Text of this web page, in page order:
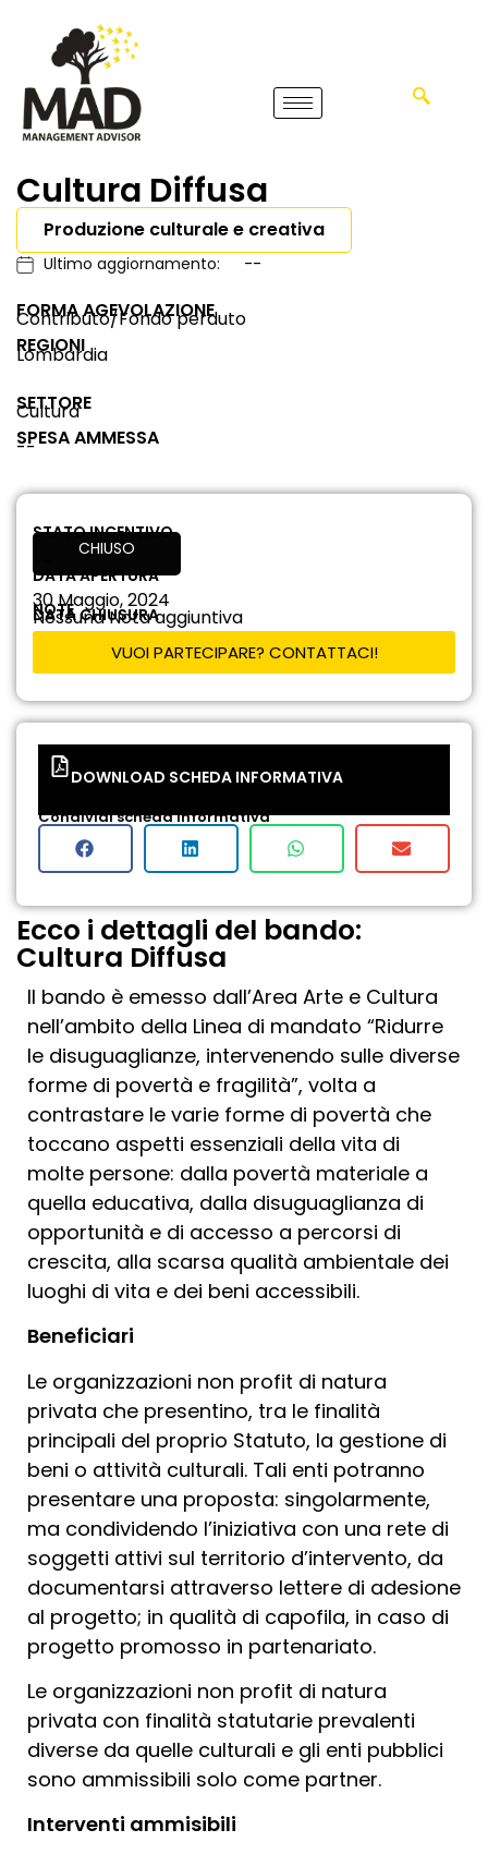
Cultura Diffusa
Produzione culturale e creativa
Ultimo aggiornamento: --
FORMA AGEVOLAZIONE
Contributo/Fondo perduto
REGIONI
Lombardia
SETTORE
Cultura
SPESA AMMESSA
--
STATO INCENTIVO
CHIUSO
DATA APERTURA
DATA CHIUSURA
30 Maggio, 2024
NOTE
Nessuna Nota aggiuntiva
VUOI PARTECIPARE? CONTATTACI!
DOWNLOAD SCHEDA INFORMATIVA
Condividi scheda informativa
Ecco i dettagli del bando:
Cultura Diffusa
Il bando è emesso dall’Area Arte e Cultura
nell’ambito della Linea di mandato “Ridurre
le disuguaglianze, intervenendo sulle diverse
forme di povertà e fragilità”, volta a
contrastare le varie forme di povertà che
toccano aspetti essenziali della vita di
molte persone: dalla povertà materiale a
quella educativa, dalla disuguaglianza di
opportunità e di accesso a percorsi di
crescita, alla scarsa qualità ambientale dei
luoghi di vita e dei beni accessibili.
Beneficiari
Le organizzazioni non profit di natura
privata che presentino, tra le finalità
principali del proprio Statuto, la gestione di
beni o attività culturali. Tali enti potranno
presentare una proposta: singolarmente,
ma condividendo l’iniziativa con una rete di
soggetti attivi sul territorio d’intervento, da
documentarsi attraverso lettere di adesione
al progetto; in qualità di capofila, in caso di
progetto promosso in partenariato.
Le organizzazioni non profit di natura
privata con finalità statutarie prevalenti
diverse da quelle culturali e gli enti pubblici
sono ammissibili solo come partner.
Interventi ammisibili